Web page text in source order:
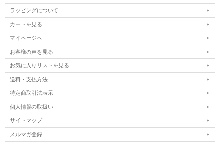
ラッピングについて
カートを見る
マイページへ
お客様の声を見る
お気に入りリストを見る
送料・支払方法
特定商取引法表示
個人情報の取扱い
サイトマップ
メルマガ登録